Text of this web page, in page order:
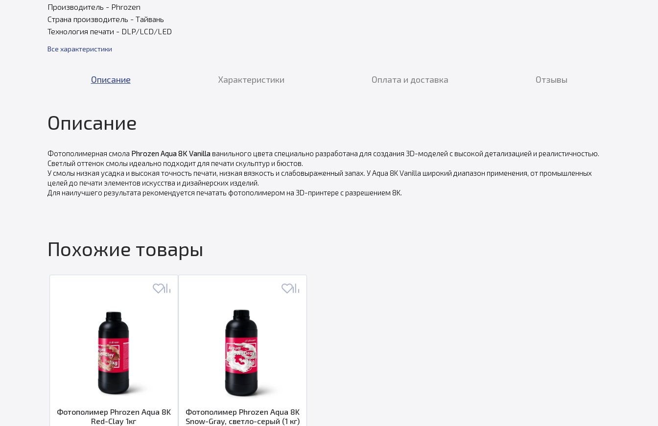
Производитель - Phrozen
Страна производитель - Тайвань
Технология печати - DLP/LCD/LED
Все характеристики
Описание Характеристики Оплата и доставка Отзывы
Описание
Фотополимерная смола Phrozen Aqua 8K Vanilla ванильного цвета специально разработана для создания 3D-моделей с высокой детализацией и реалистичностью.
Светлый оттенок смолы идеально подходит для печати скульптур и бюстов.
У смолы низкая усадка и высокая точность печати, низкая вязкость и слабовыраженный запах. У Aqua 8K Vanilla широкий диапазон применения, от промышленных
целей до печати элементов искусства и дизайнерских изделий.
Для наилучшего результата рекомендуется печатать фотополимером на 3D-принтере с разрешением 8K.
Похожие товары
Фотополимер Phrozen Aqua 8K
Red-Clay 1кг
Фотополимер Phrozen Aqua 8K
Snow-Gray, светло-серый (1 кг)